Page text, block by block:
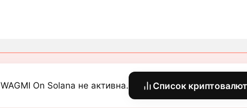
WAGMI On Solana не активна. Список